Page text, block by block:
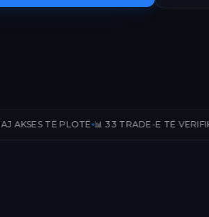
📊 33 TRADE-E TË VERIFIKUARA 📈